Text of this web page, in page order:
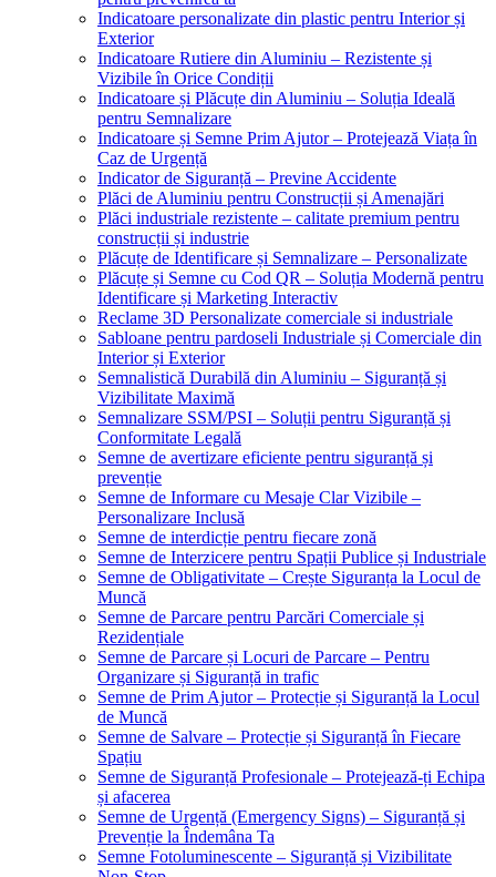
Indicatoare personalizate din plastic pentru Interior și
Exterior
Indicatoare Rutiere din Aluminiu – Rezistente și
Vizibile în Orice Condiții
Indicatoare și Plăcuțe din Aluminiu – Soluția Ideală
pentru Semnalizare
Indicatoare și Semne Prim Ajutor – Protejează Viața în
Caz de Urgență
Indicator de Siguranță – Previne Accidente
Plăci de Aluminiu pentru Construcții și Amenajări
Plăci industriale rezistente – calitate premium pentru
construcții și industrie
Plăcuțe de Identificare și Semnalizare – Personalizate
Plăcuțe și Semne cu Cod QR – Soluția Modernă pentru
Identificare și Marketing Interactiv
Reclame 3D Personalizate comerciale si industriale
Sabloane pentru pardoseli Industriale și Comerciale din
Interior și Exterior
Semnalistică Durabilă din Aluminiu – Siguranță și
Vizibilitate Maximă
Semnalizare SSM/PSI – Soluții pentru Siguranță și
Conformitate Legală
Semne de avertizare eficiente pentru siguranță și
prevenție
Semne de Informare cu Mesaje Clar Vizibile –
Personalizare Inclusă
Semne de interdicție pentru fiecare zonă
Semne de Interzicere pentru Spații Publice și Industriale
Semne de Obligativitate – Crește Siguranța la Locul de
Muncă
Semne de Parcare pentru Parcări Comerciale și
Rezidențiale
Semne de Parcare și Locuri de Parcare – Pentru
Organizare și Siguranță in trafic
Semne de Prim Ajutor – Protecție și Siguranță la Locul
de Muncă
Semne de Salvare – Protecție și Siguranță în Fiecare
Spațiu
Semne de Siguranță Profesionale – Protejează-ți Echipa
și afacerea
Semne de Urgență (Emergency Signs) – Siguranță și
Prevenție la Îndemâna Ta
Semne Fotoluminescente – Siguranță și Vizibilitate